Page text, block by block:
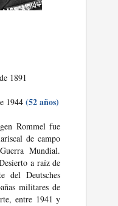
1891
1944(52 años)
Rommel fue
de campo
Mundial.
a raíz de
del Deutsches
militares de
entre 1941 y